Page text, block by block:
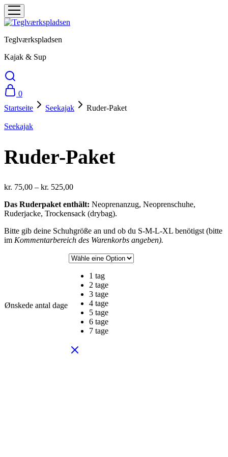
Teglværkspladsen
Kajak & Sup
0
Startseite
Seekajak Ruder-Paket
Seekajak
Ruder-Paket
kr. 75,00 – kr. 525,00
Das Ruderpaket enthält: Neoprenanzug, Neoprenschuhe,
Ruderjacke, Trockensack (drybag).
Bitte gib deine Schuhgröße an und ob du S-M-L-XL benötigst (bitte
im Kommentarbereich des Warenkorbs angeben).
Ønskede antal dage
1 tag
2 tage
3 tage
4 tage
5 tage
6 tage
7 tage